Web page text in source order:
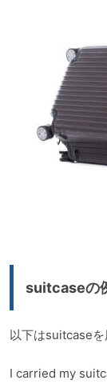
suitcaseの
以下はsuitcaseを
I carried my